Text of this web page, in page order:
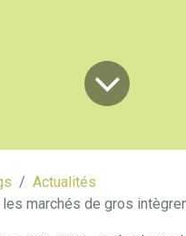
Actualités
de gros intègrent les enjeux de